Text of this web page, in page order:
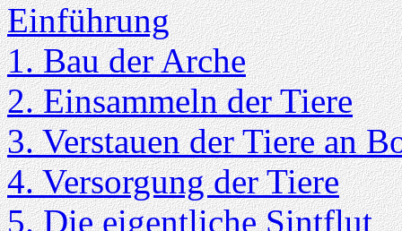
Einführung
1. Bau der Arche
2. Einsammeln der Tiere
3. Verstauen der Tiere an
4. Versorgung der Tiere
5. Die eigentliche Sintflut